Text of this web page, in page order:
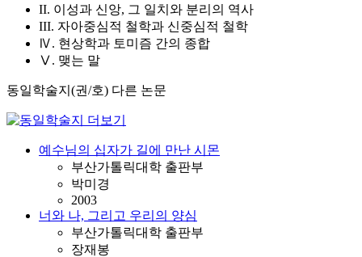
II. 이성과 신앙, 그 일치와 분리의 역사
III. 자아중심적 철학과 신중심적 철학
Ⅳ. 현상학과 토미즘 간의 종합
Ⅴ. 맺는 말
동일학술지(권/호) 다른 논문
예수님의 십자가 길에 만난 시몬
부산가톨릭대학 출판부
박미경
2003
너와 나, 그리고 우리의 양심
부산가톨릭대학 출판부
장재봉